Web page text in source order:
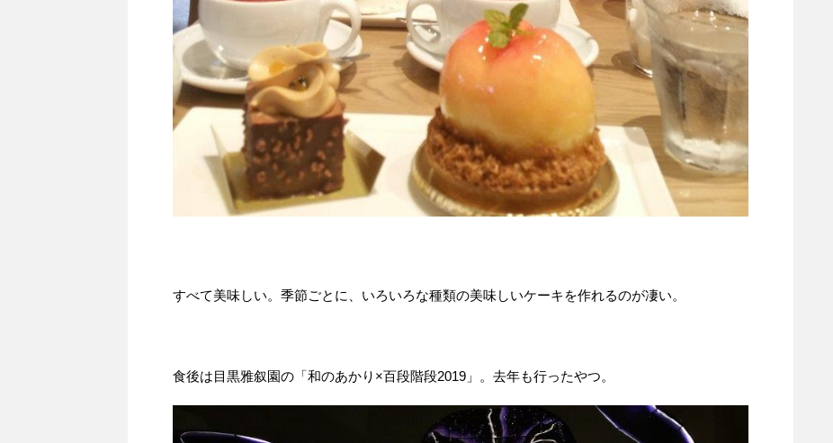
すべて美味しい。季節ごとに、いろいろな種類の美味しいケーキを作れるのが凄い。
食後は目黒雅叙園の「和のあかり×百段階段2019」。去年も行ったやつ。